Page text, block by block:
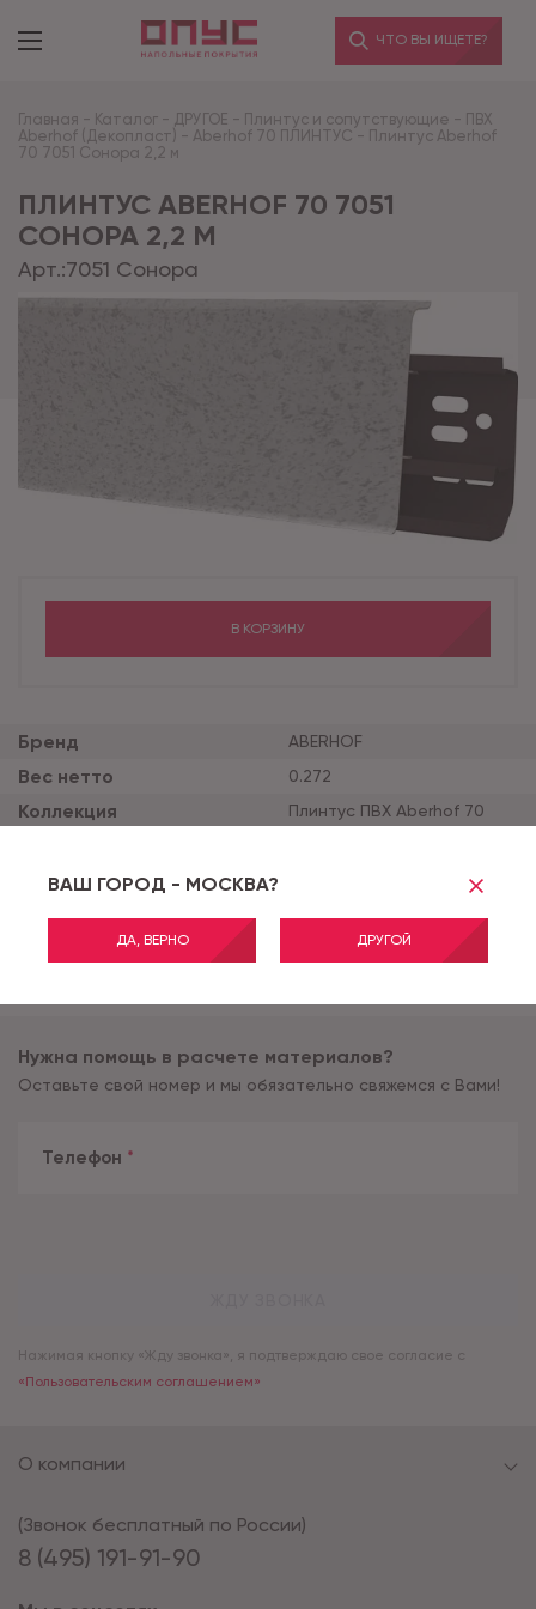
ВАШ ГОРОД - МОСКВА?
ДА, ВЕРНО ДРУГОЙ
ЧТО ВЫ ИЩЕТЕ?
Главная - Каталог - ДРУГОЕ - Плинтус и сопутствующие - ПВХ
Aberhof (Декопласт) - Aberhof 70 ПЛИНТУС - Плинтус Aberhof
70 7051 Сонора 2,2 м
ПЛИНТУС ABERHOF 70 7051
СОНОРА 2,2 М
Арт.:7051 Сонора
Бренд ABERHOF
Вес нетто 0.272
Коллекция Плинтус ПВХ Aberhof 70
Страна-производитель
Код 65730
В КОРЗИНУ
Нужна помощь в расчете материалов?
Оставьте свой номер и мы обязательно свяжемся с Вами!
Телефон *
Нажимая кнопку «Жду звонка», я подтверждаю свое согласие с
«Пользовательским соглашением»
8 (495) 191-91-90
(Звонок бесплатный по России)
О компании